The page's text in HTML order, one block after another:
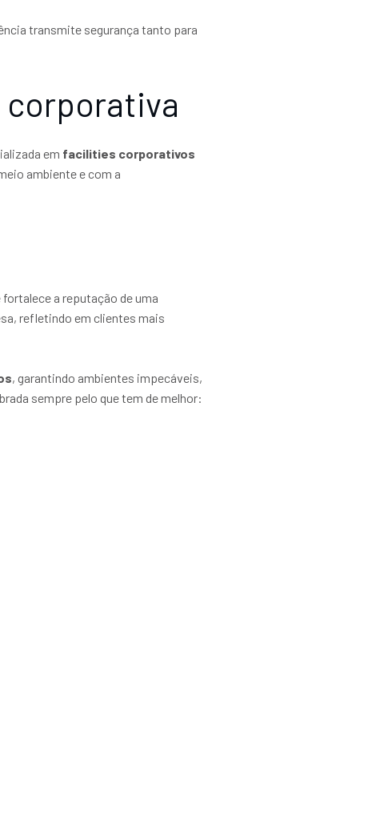
transmite segurança tanto para
corporativa
em facilities corporativos
ambiente e com a
a reputação de uma
refletindo em clientes mais
, garantindo ambientes impecáveis,
sempre pelo que tem de melhor: